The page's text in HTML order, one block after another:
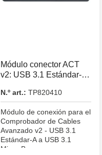
Módulo conector ACT
v2: USB 3.1 Estándar-A
N.º art.: TP820410
Módulo de conexión para el
Comprobador de Cables
Avanzado v2 - USB 3.1
Estándar-A a USB 3.1
Micro-B